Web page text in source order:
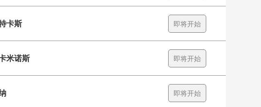
卡斯 即将开始
米诺斯 即将开始
即将开始